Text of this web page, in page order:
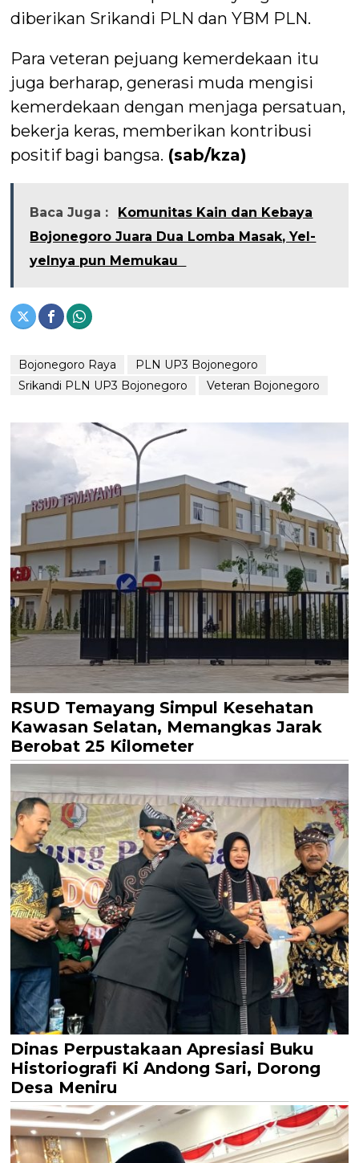
diberikan Srikandi PLN dan YBM PLN.
Para veteran pejuang kemerdekaan itu
juga berharap, generasi muda mengisi
kemerdekaan dengan menjaga persatuan,
bekerja keras, memberikan kontribusi
positif bagi bangsa. (sab/kza)
Baca Juga :
Komunitas Kain dan Kebaya
Bojonegoro Juara Dua Lomba Masak, Yel-
yelnya pun Memukau
Bojonegoro Raya
PLN UP3 Bojonegoro
Srikandi PLN UP3 Bojonegoro
Veteran Bojonegoro
RSUD Temayang Simpul Kesehatan
Kawasan Selatan, Memangkas Jarak
Berobat 25 Kilometer
Dinas Perpustakaan Apresiasi Buku
Historiografi Ki Andong Sari, Dorong
Desa Meniru